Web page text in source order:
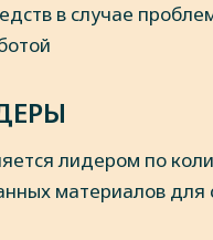
в случае
лидером по
материалов для